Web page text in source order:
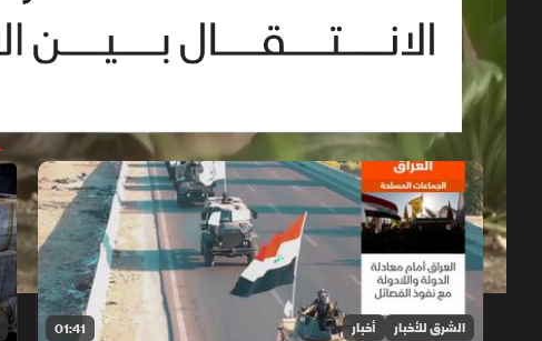
1x auto
حلقات الموسم 2026
01:41 الشرق للأخبار أخبار